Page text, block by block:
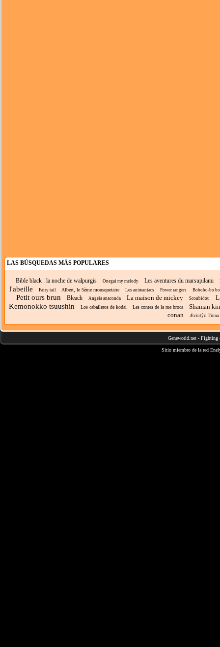
LAS BÚSQUEDAS MÁS POPULARES
Bible black : la noche de walpurgis Onegai my melody Les aventures du marsupilami
l'abeille Fairy tail Albert, le 5ème mousquetaire Les animaniacs Power rangers Bobobo-bo
Petit ours brun Bleach Angela anaconda La maison de mickey Scoubidou
Kemonokko tsuushin Los caballeros de kodai Les contes de la rue broca
Shaman
conan
Ævintýri Tinna
Geneworld.net - Fighting
Sitio miembro de la red